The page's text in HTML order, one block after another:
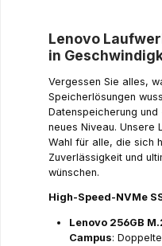
Lenovo
in
Vergessen Sie alles,
Speicherlösungen
Datenspeicherung
neues Niveau. Unsere
Wahl für alle, die sich
Zuverlässigkeit und
wünschen.
High-Speed-NVMe
Lenovo 256GB
Campus: